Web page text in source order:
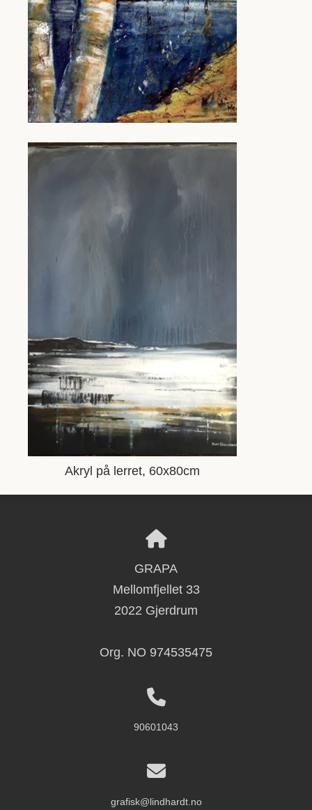
Akryl på lerret, 60x80cm
GRAPA
Mellomfjellet 33
2022 Gjerdrum
Org. NO 974535475
90601043
grafisk@lindhardt.no